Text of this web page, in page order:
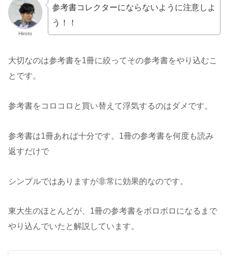
Hiroto
参考書コレクターにならないように注意しよ
う！！
大切なのは参考書を1冊に絞ってその参考書をやり込むこ
とです。
参考書をコロコロと買い替えて浮気するのはダメです。
参考書は1冊あれば十分です。1冊の参考書を何度も読み
返すだけで
シンプルではありますが非常に効果的なのです。
東大生のほとんどが、1冊の参考書をボロボロになるまで
やり込んでいたと解説しています。